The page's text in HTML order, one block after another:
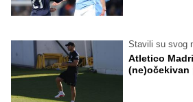
Stavili su svog
Atletico
(ne)očekivan